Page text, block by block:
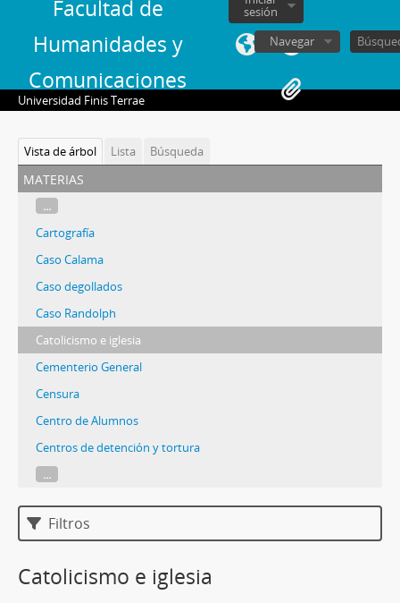
Facultad de
Humanidades y
Comunicaciones
sesión
Navegar
Universidad Finis Terrae
Vista de árbol Lista Búsqueda
materias
...
Cartografía
Caso Calama
Caso degollados
Caso Randolph
Catolicismo e iglesia
Cementerio General
Censura
Centro de Alumnos
Centros de detención y tortura
...
Filtros
Catolicismo e iglesia